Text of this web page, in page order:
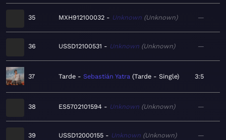
35 MXH912100032 Unknown Unknown —
36 USSD12100531 Unknown Unknown —
37 Tarde Sebastián Yatra Tarde - Single 3:5
38 ES5702101594 Unknown Unknown —
39 USSD12000155 Unknown Unknown —